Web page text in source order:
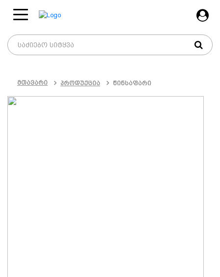
მთავარი პროდუქცია წინსაფარი